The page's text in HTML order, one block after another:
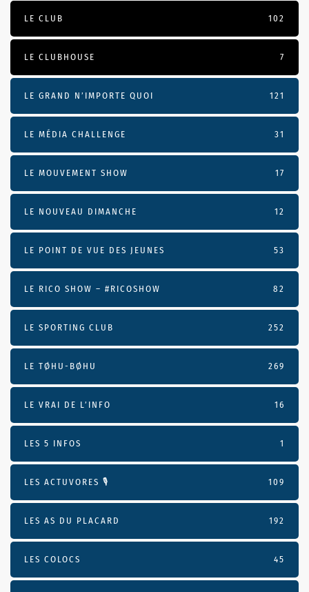
LE CLUB 102
LE CLUBHOUSE 7
LE GRAND N’IMPORTE QUOI 121
LE MÉDIA CHALLENGE 31
LE MOUVEMENT SHOW 17
LE NOUVEAU DIMANCHE 12
LE POINT DE VUE DES JEUNES 53
LE RICO SHOW – #RICOSHOW 82
LE SPORTING CLUB 252
LE TØHU-BØHU 269
LE VRAI DE L’INFO 16
LES 5 INFOS 1
LES ACTUVORES 🎙 109
LES AS DU PLACARD 192
LES COLOCS 45